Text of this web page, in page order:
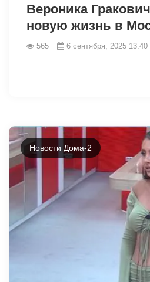
Вероника
новую жизнь в
565 6 сентября, 2025 13:40
Новости Дома-2